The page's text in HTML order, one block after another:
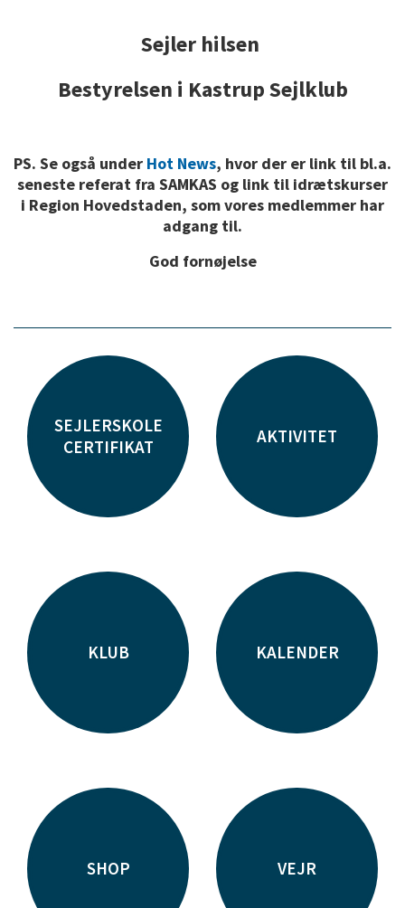
Sejler hilsen
Bestyrelsen i Kastrup Sejlklub
PS. Se også under Hot News, hvor der er link til bl.a.
seneste referat fra SAMKAS og link til idrætskurser
i Region Hovedstaden, som vores medlemmer har
adgang til.
God fornøjelse
SEJLERSKOLE
CERTIFIKAT
AKTIVITET
KLUB KALENDER
SHOP VEJR